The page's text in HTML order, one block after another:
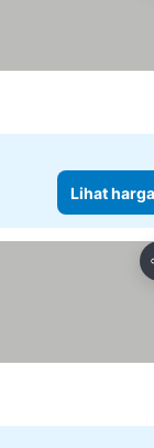
Lihat harga